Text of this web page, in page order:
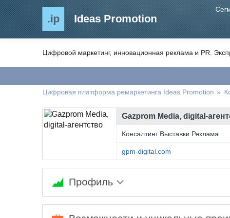
.ip Ideas Promotion
Цифровой маркетинг, инновационная реклама и PR.
Цифровая платформа ремаркетинга Ideas Promotion »
Gazprom Media, digital-
Консалтинг Выставки Реклама
gpm-digital.com
Профиль